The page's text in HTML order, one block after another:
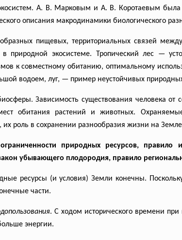
А. В. Марковым и А. В. Коротаевым была
описания макродинамики биологического
пищевых, территориальных связей между
в природной экосистеме. Тропический лес —
к совместному обитанию, оптимальному
водоем, луг, — пример неустойчивых
Зависимость существования человека от
обитания растений и животных.
роль в сохранении разнообразия жизни на
природных ресурсов, правило
убывающего плодородия, правило
ресурсы (и условия) Земли конечны.
части.
. С ходом исторического времени
энергии.